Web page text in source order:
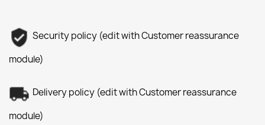
Security policy (edit with Customer reassurance
module)
Delivery policy (edit with Customer reassurance
module)